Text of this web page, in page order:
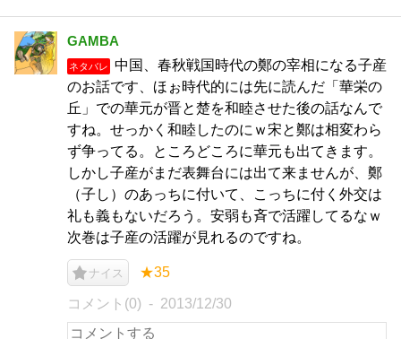
GAMBA
ネタバレ
中国、春秋戦国時代の鄭の宰相になる子産
のお話です、ほぉ時代的には先に読んだ「華栄の
丘」での華元が晋と楚を和睦させた後の話なんで
すね。せっかく和睦したのにｗ宋と鄭は相変わら
ず争ってる。ところどころに華元も出てきます。
しかし子産がまだ表舞台には出て来ませんが、鄭
（子し）のあっちに付いて、こっちに付く外交は
礼も義もないだろう。安弱も斉で活躍してるなｗ
次巻は子産の活躍が見れるのですね。
ナイス ★35
コメント(0) 2013/12/30